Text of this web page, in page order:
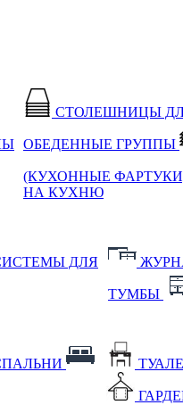
СТОЛЕШНИЦЫ
ОБЕДЕННЫЕ ГРУППЫ
(КУХОННЫЕ
НА КУХНЮ
ДЛЯ
ТУМБЫ